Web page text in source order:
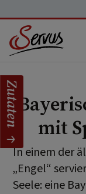
mit
In einem der
„Engel“
Seele: eine
Zutaten